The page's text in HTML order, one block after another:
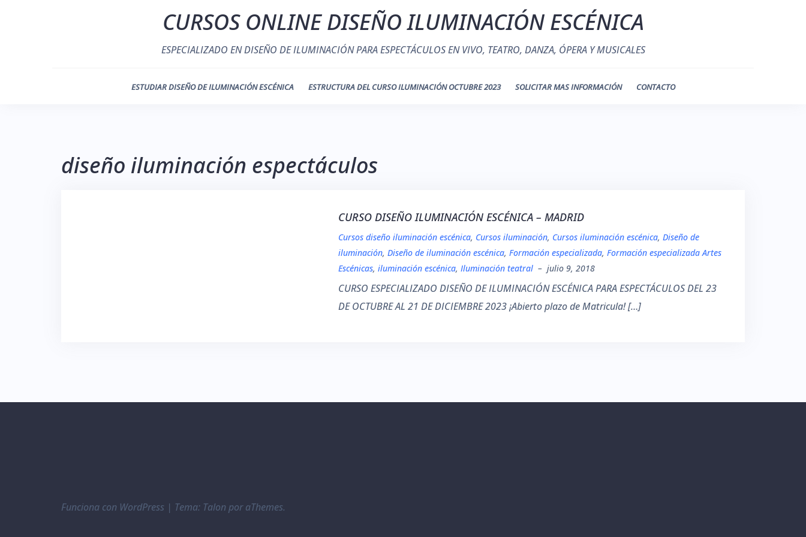
CURSOS ONLINE DISEÑO ILUMINACIÓN ESCÉNICA
ESPECIALIZADO EN DISEÑO DE ILUMINACIÓN PARA ESPECTÁCULOS EN VIVO, TEATRO, DANZA, ÓPERA Y MUSICALES
ESTUDIAR DISEÑO DE ILUMINACIÓN ESCÉNICA ESTRUCTURA DEL CURSO ILUMINACIÓN OCTUBRE 2023 SOLICITAR MAS INFORMACIÓN CONTACTO
diseño iluminación espectáculos
CURSO DISEÑO ILUMINACIÓN ESCÉNICA – MADRID
Cursos diseño iluminación escénica, Cursos iluminación, Cursos iluminación escénica, Diseño de
iluminación, Diseño de iluminación escénica, Formación especializada, Formación especializada Artes
Escénicas, iluminación escénica, Iluminación teatral – julio 9, 2018
CURSO ESPECIALIZADO DISEÑO DE ILUMINACIÓN ESCÉNICA PARA ESPECTÁCULOS DEL 23
DE OCTUBRE AL 21 DE DICIEMBRE 2023 ¡Abierto plazo de Matricula! […]
Funciona con WordPress | Tema: Talon por aThemes.